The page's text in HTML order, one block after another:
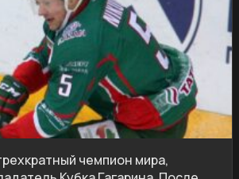
чемпион мира,